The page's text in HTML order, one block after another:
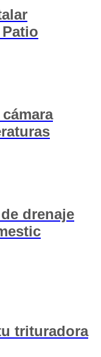
drenaje
trituradora